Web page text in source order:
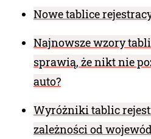
Nowe tablice
Najnowsze wzory
sprawią, że nikt nie
auto?
Wyróżniki tablic
zależności od